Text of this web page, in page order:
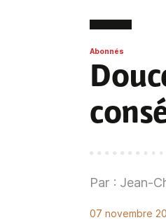
Abonnés
Par : Jean-
07 novembre